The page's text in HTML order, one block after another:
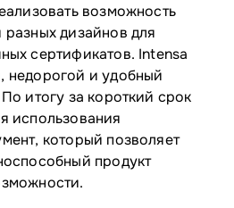
возможность
дизайнов для
сертификатов. Intensa
недорогой и удобный
итогу за короткий срок
использования
который позволяет
продукт